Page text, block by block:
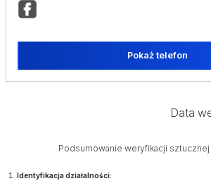
Pokaż telefon
Data
Podsumowanie weryfikacji
Identyfikacja działalności: